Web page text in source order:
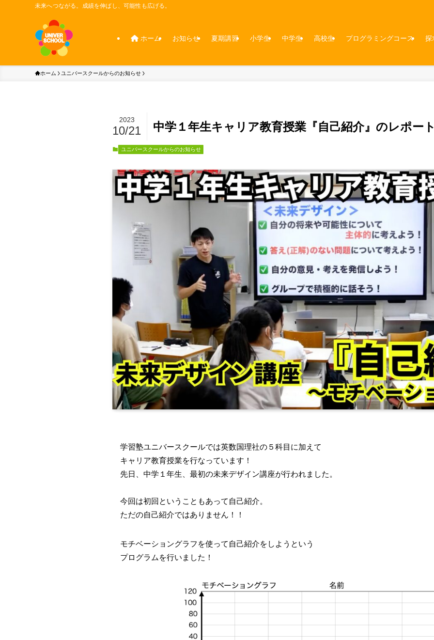
未来へつながる。成績を伸ばし、可能性も広げる。
ホーム お知らせ 夏期講習 小学生 中学生 高校生 プログラミングコース 探
ホーム ユニバースクールからのお知らせ
中学１年生キャリア教育授業『自己紹介』のレポー
2023
10/21
ユニバースクールからのお知らせ
学習塾ユニバースクールでは英数国理社の５科目に加えて
キャリア教育授業を行なっています！
先日、中学１年生、最初の未来デザイン講座が行われました。
今回は初回ということもあって自己紹介。
ただの自己紹介ではありません！！
モチベーショングラフを使って自己紹介をしようという
プログラムを行いました！